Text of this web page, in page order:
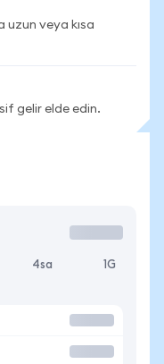
veya kısa
gelir elde edin.
4sa 1G